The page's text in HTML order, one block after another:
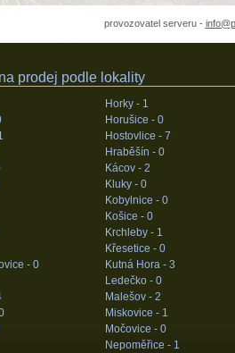
provozovatel serveru -
prodej podle lokality
- 0
Horky - 1
Horušice - 0
Hostovlice - 7
Hraběšín - 0
Kácov - 2
Kluky - 0
Kobylnice - 0
Košice - 0
Krchleby - 1
Křesetice - 0
Kutná Hora - 3
Ledečko - 0
Malešov - 2
Miskovice - 1
Močovice - 0
Nepoměřice - 1